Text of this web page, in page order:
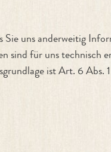
uns anderweitig
sind für uns technisch
ist Art. 6